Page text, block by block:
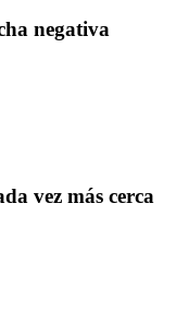
negativa
vez más cerca